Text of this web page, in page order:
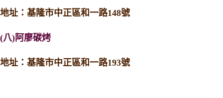
地址：基隆市中正區和一路148號
(八)阿廖碳烤
地址：基隆市中正區和一路193號